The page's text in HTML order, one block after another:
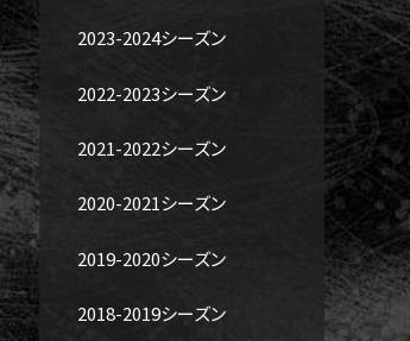
2023-2024シーズン
2022-2023シーズン
2021-2022シーズン
2020-2021シーズン
2019-2020シーズン
2018-2019シーズン